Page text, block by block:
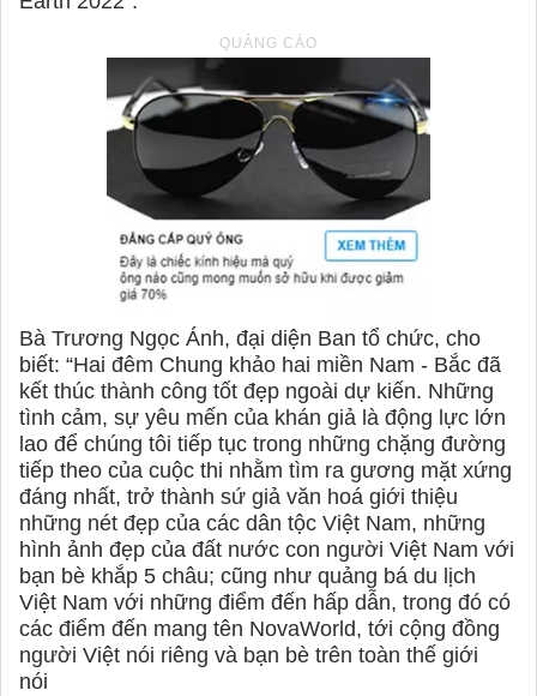
Bà Trương Ngọc Ánh, đại diện Ban tổ chức, cho
biết: “Hai đêm Chung khảo hai miền Nam - Bắc đã
kết thúc thành công tốt đẹp ngoài dự kiến. Những
tình cảm, sự yêu mến của khán giả là động lực lớn
lao để chúng tôi tiếp tục trong những chặng đường
tiếp theo của cuộc thi nhằm tìm ra gương mặt xứng
đáng nhất, trở thành sứ giả văn hoá giới thiệu
những nét đẹp của các dân tộc Việt Nam, những
hình ảnh đẹp của đất nước con người Việt Nam với
bạn bè khắp 5 châu; cũng như quảng bá du lịch
Việt Nam với những điểm đến hấp dẫn, trong đó có
các điểm đến mang tên NovaWorld, tới cộng đồng
người Việt nói riêng và bạn bè trên toàn thế giới
nói